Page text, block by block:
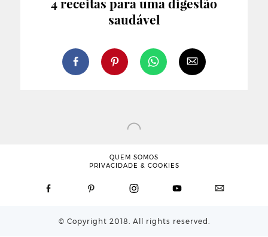
saudável
QUEM SOMOS
PRIVACIDADE & COOKIES
© Copyright 2018. All rights reserved.